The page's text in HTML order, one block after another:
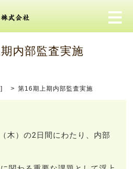
メ
内部監査実施
] 第16期上期内部監査実施
木）の2日間にわたり、内部